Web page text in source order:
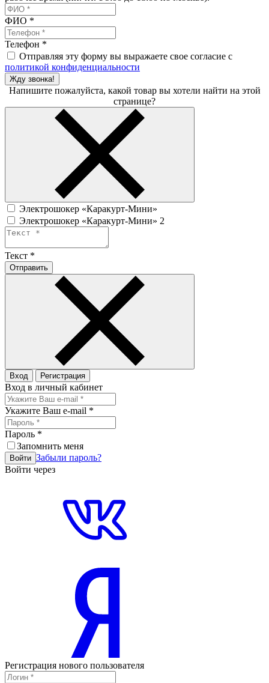
ФИО *
Телефон *
Отправляя эту форму вы выражаете свое согласие с
политикой конфиденциальности
Жду звонка!
Напишите пожалуйста, какой товар вы хотели найти на этой
странице?
Электрошокер «Каракурт-Мини»
Электрошокер «Каракурт-Мини» 2
Текст *
Отправить
Вход Регистрация
Вход в личный кабинет
Укажите Ваш e-mail *
Пароль *
Запомнить меня
Войти Забыли пароль?
Войти через
Регистрация нового пользователя